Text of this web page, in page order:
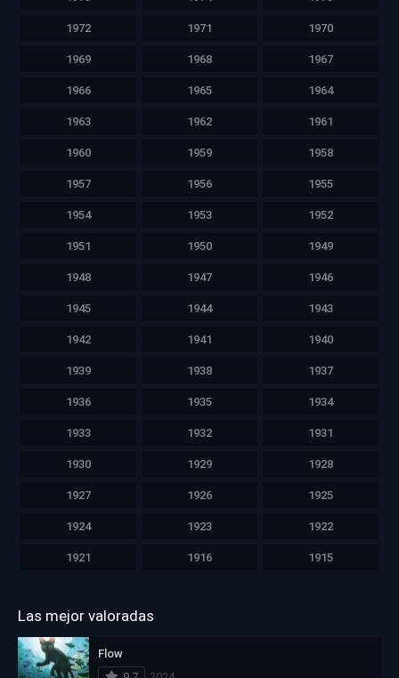
1972 1971 1970
1969 1968 1967
1966 1965 1964
1963 1962 1961
1960 1959 1958
1957 1956 1955
1954 1953 1952
1951 1950 1949
1948 1947 1946
1945 1944 1943
1942 1941 1940
1939 1938 1937
1936 1935 1934
1933 1932 1931
1930 1929 1928
1927 1926 1925
1924 1923 1922
1921 1916 1915
Las mejor valoradas
Flow